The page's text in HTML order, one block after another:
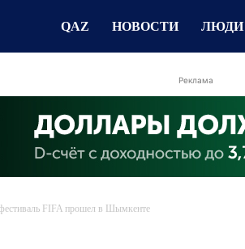
QAZ НОВОСТИ ЛЮДИ
Реклама
FIFA прошел в Шымкенте